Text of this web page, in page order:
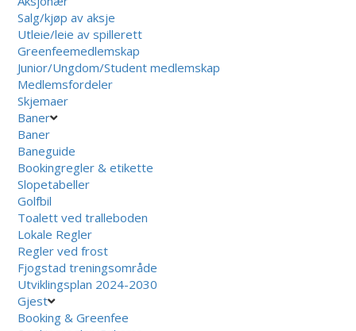
Salg/kjøp av aksje
Utleie/leie av spillerett
Greenfeemedlemskap
Junior/Ungdom/Student medlemskap
Medlemsfordeler
Skjemaer
Baner
Baner
Baneguide
Bookingregler & etikette
Slopetabeller
Golfbil
Toalett ved tralleboden
Lokale Regler
Regler ved frost
Fjogstad treningsområde
Utviklingsplan 2024-2030
Gjest
Booking & Greenfee